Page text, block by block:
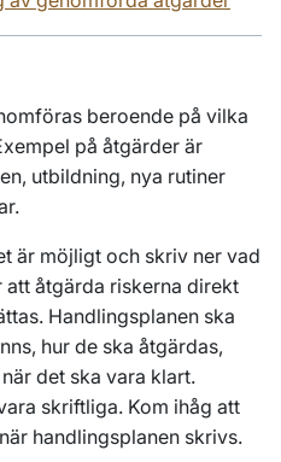
beroende på vilka
på åtgärder är
utbildning, nya rutiner
är möjligt och skriv ner vad
att åtgärda riskerna direkt
Handlingsplanen ska
hur de ska åtgärdas,
det ska vara klart.
skriftliga. Kom ihåg att
handlingsplanen skrivs.